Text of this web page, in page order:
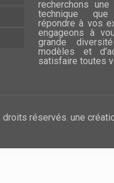
recherchons
technique
répondre à vos
engageons à
grande
modèles et
satisfaire toutes
réservés. une